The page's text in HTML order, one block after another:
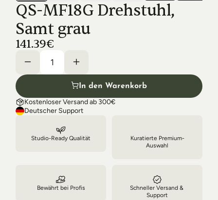
Luxmer
Orders & Returns
Shipping & Delivery
QS-MF18G Drehstuhl,
Samt grau
141.39€
In den Warenkorb
Kostenloser Versand ab 300€
Deutscher Support
Studio-Ready Qualität
Kuratierte Premium-
Auswahl
Bewährt bei Profis
Schneller Versand &
Support